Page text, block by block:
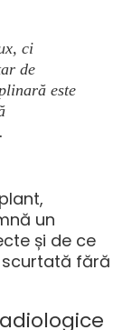
ci
de
este
un
și de ce
fără